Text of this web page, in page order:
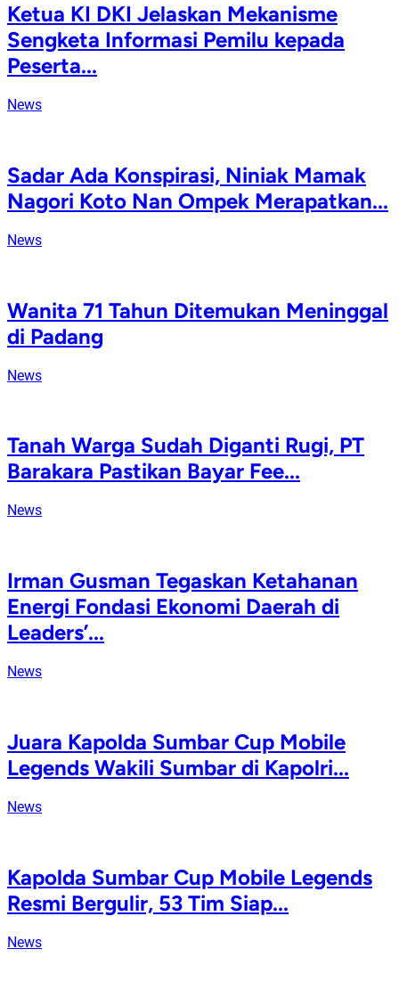
Ketua KI DKI Jelaskan Mekanisme
Sengketa Informasi Pemilu kepada
Peserta...
News
Sadar Ada Konspirasi, Niniak Mamak
Nagori Koto Nan Ompek Merapatkan...
News
Wanita 71 Tahun Ditemukan Meninggal
di Padang
News
Tanah Warga Sudah Diganti Rugi, PT
Barakara Pastikan Bayar Fee...
News
Irman Gusman Tegaskan Ketahanan
Energi Fondasi Ekonomi Daerah di
Leaders’...
News
Juara Kapolda Sumbar Cup Mobile
Legends Wakili Sumbar di Kapolri...
News
Kapolda Sumbar Cup Mobile Legends
Resmi Bergulir, 53 Tim Siap...
News